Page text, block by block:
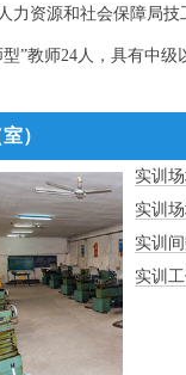
力资源和社会保障局
”教师24人，具有中
）
实训
实训
实训
实训